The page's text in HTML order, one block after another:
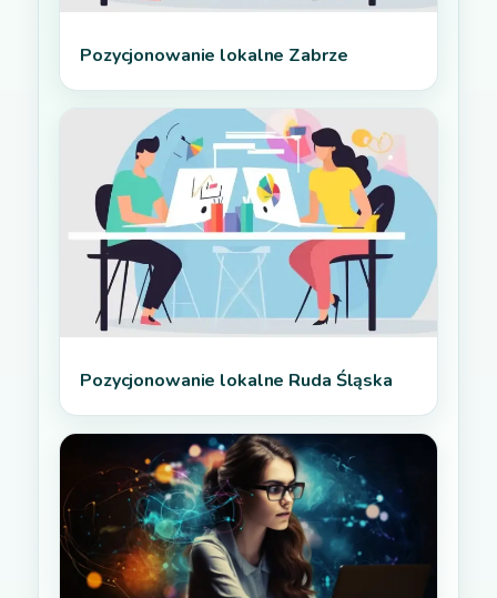
Pozycjonowanie lokalne Zabrze
Pozycjonowanie lokalne Ruda Śląska